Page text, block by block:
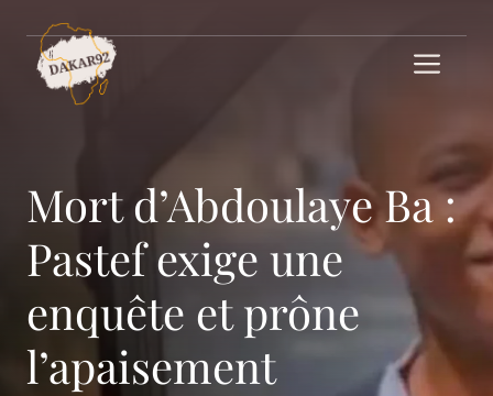
contenu
Mort d’Abdoulaye Ba :
Pastef exige une
enquête et prône
l’apaisement